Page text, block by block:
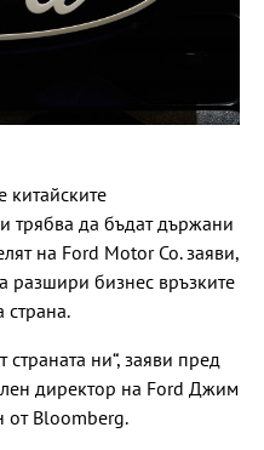
китайските
трябва да бъдат държани
на Ford Motor Co. заяви,
разшири бизнес връзките
страна.
ни“, заяви пред
директор на Ford Джим
от Bloomberg.